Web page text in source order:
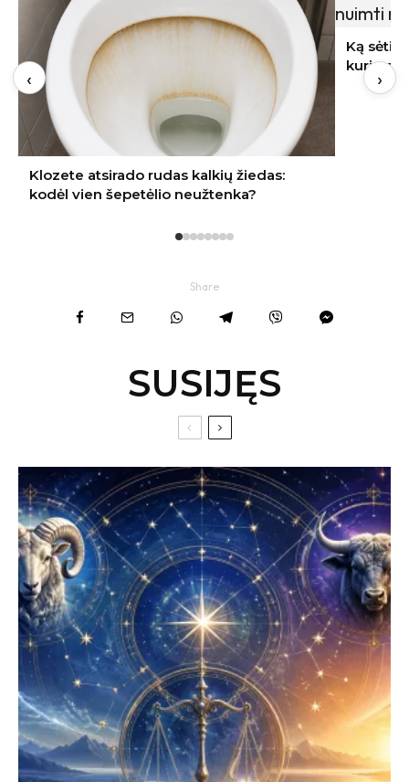
Ką sėti rugpjūtį Lietuvoje: 9 daržovės,
kurių derlių dar spėsite nuimti rudenį
‹ ›
Share
SUSIJĘS